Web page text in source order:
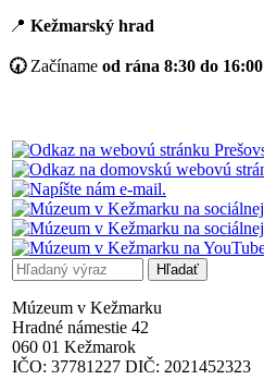
📍 Kežmarský hrad
🕢 Začíname od rána 8:30 do 16:00
Múzeum v Kežmarku
Hradné námestie 42
060 01 Kežmarok
IČO: 37781227 DIČ: 2021452323